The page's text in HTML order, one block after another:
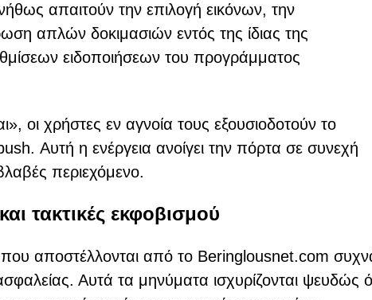
απαιτούν την επιλογή εικόνων, την
απλών δοκιμασιών εντός της ίδιας της
ειδοποιήσεων του προγράμματος
οι χρήστες εν αγνοία τους εξουσιοδοτούν το
Αυτή η ενέργεια ανοίγει την πόρτα σε συνεχή
περιεχόμενο.
τακτικές εκφοβισμού
που αποστέλλονται από το Beringlousnet.com
Αυτά τα μηνύματα ισχυρίζονται ψευδώς